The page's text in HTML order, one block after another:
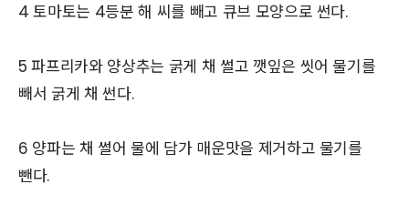
4 토마토는 4등분 해 씨를 빼고 큐브 모양으로 썬다.
5 파프리카와 양상추는 굵게 채 썰고 깻잎은 씻어 물기를
빼서 굵게 채 썬다.
6 양파는 채 썰어 물에 담가 매운맛을 제거하고 물기를
뺀다.